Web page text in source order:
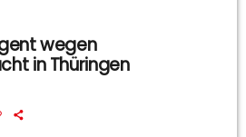
wegen
in Thüringen